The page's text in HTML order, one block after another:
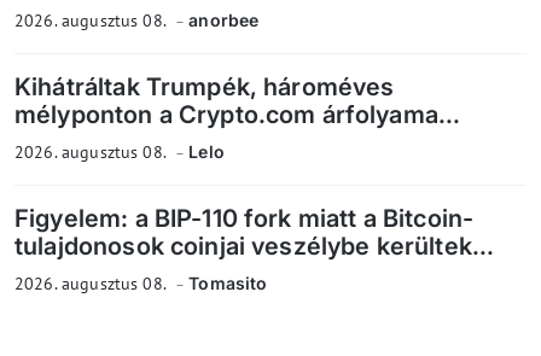
2026. augusztus 08. anorbee
Kihátráltak Trumpék, hároméves
mélyponton a Crypto.com árfolyama...
2026. augusztus 08. Lelo
Figyelem: a BIP-110 fork miatt a Bitcoin-
tulajdonosok coinjai veszélybe kerültek...
2026. augusztus 08. Tomasito